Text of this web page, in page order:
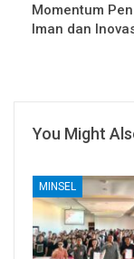
Momentum
Iman dan
You Might
MINSEL